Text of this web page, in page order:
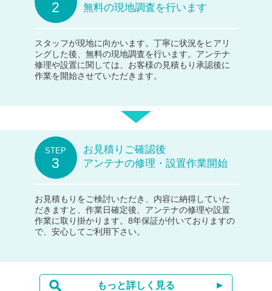
無料の現地調査を行います
スタッフが現地に向かいます。丁寧に状況をヒアリ
ングした後、無料の現地調査を行います。アンテナ
修理や設置に関しては、お客様の見積もり承認後に
作業を開始させていただきます。
お見積りご確認後
アンテナの修理・設置作業開始
お見積もりをご検討いただき、内容に納得していた
だきますと、作業日確定後、アンテナの修理や設置
作業に取り掛かります。8年保証が付いておりますの
で、安心してご利用下さい。
もっと詳しく見る